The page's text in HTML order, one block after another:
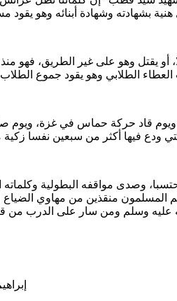
يقتل وهو على غير الطريق، فهو
ويوم قاد حركة حماس في غزة، ويوم
وصدى مواقفه البطولية وكلماته
المسلمون منقذين من مهاوي